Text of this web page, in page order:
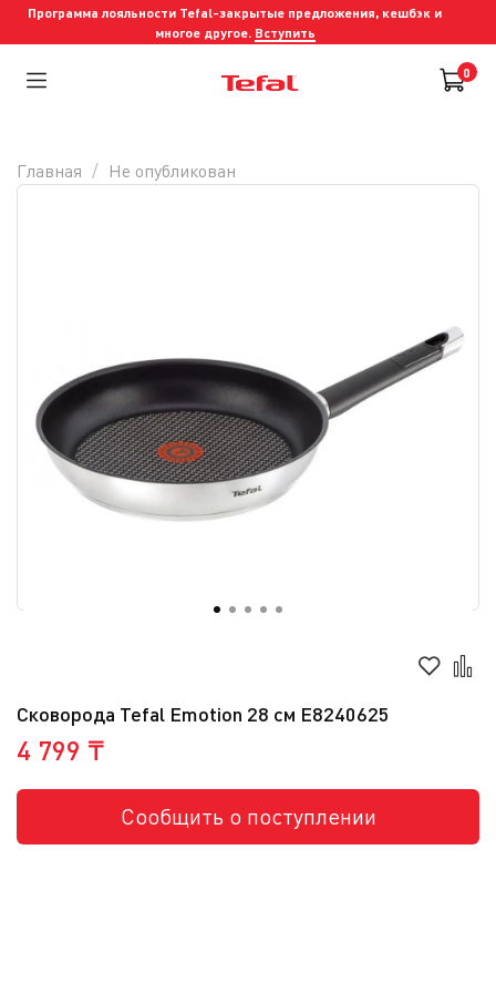
Программа лояльности Tefal-закрытые предложения, кешбэк и
многое другое. Вступить
0
Сковорода Tefal Emotion 28 см E8240625
4 799 ₸
Сообщить о поступлении
Главная Не опубликован